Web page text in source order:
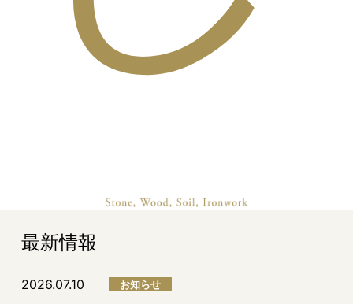
最新情報
2026.07.10 お知らせ